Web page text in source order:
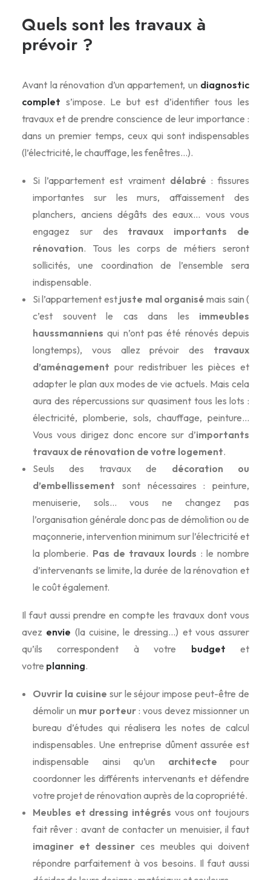
Quels sont les travaux à
prévoir ?
Avant la rénovation d’un appartement, un diagnostic
complet s’impose. Le but est d’identifier tous les
travaux et de prendre conscience de leur importance :
dans un premier temps, ceux qui sont indispensables
(l’électricité, le chauffage, les fenêtres…).
Si l’appartement est vraiment délabré : fissures
importantes sur les murs, affaissement des
planchers, anciens dégâts des eaux… vous vous
engagez sur des travaux importants de
rénovation. Tous les corps de métiers seront
sollicités, une coordination de l’ensemble sera
indispensable.
Si l’appartement est juste mal organisé mais sain (
c’est souvent le cas dans les immeubles
haussmanniens qui n’ont pas été rénovés depuis
longtemps), vous allez prévoir des travaux
d’aménagement pour redistribuer les pièces et
adapter le plan aux modes de vie actuels. Mais cela
aura des répercussions sur quasiment tous les lots :
électricité, plomberie, sols, chauffage, peinture…
Vous vous dirigez donc encore sur d’importants
travaux de rénovation de votre logement.
Seuls des travaux de décoration ou
d’embellissement sont nécessaires : peinture,
menuiserie, sols… vous ne changez pas
l’organisation générale donc pas de démolition ou de
maçonnerie, intervention minimum sur l’électricité et
la plomberie. Pas de travaux lourds : le nombre
d’intervenants se limite, la durée de la rénovation et
le coût également.
Il faut aussi prendre en compte les travaux dont vous
avez envie (la cuisine, le dressing…) et vous assurer
qu’ils correspondent à votre budget et
votre planning.
Ouvrir la cuisine sur le séjour impose peut-être de
démolir un mur porteur : vous devez missionner un
bureau d’études qui réalisera les notes de calcul
indispensables. Une entreprise dûment assurée est
indispensable ainsi qu’un architecte pour
coordonner les différents intervenants et défendre
votre projet de rénovation auprès de la copropriété.
Meubles et dressing intégrés vous ont toujours
fait rêver : avant de contacter un menuisier, il faut
imaginer et dessiner ces meubles qui doivent
répondre parfaitement à vos besoins. Il faut aussi